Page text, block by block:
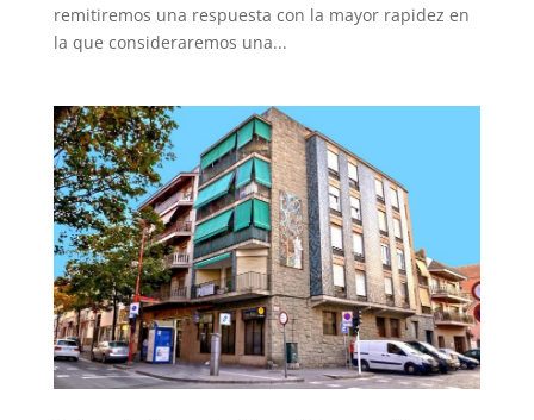
remitiremos una respuesta con la mayor rapidez en
la que consideraremos una...